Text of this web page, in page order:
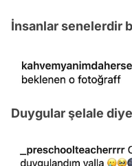
İnsanlar senelerdir
Duygular şelale